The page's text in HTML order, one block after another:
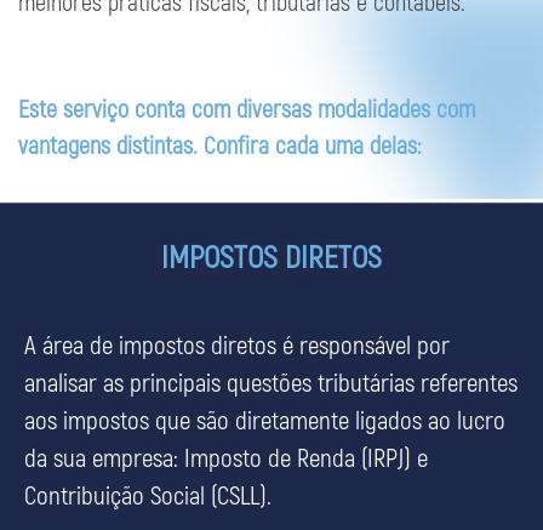
Este serviço conta com diversas modalidades com
vantagens distintas. Confira cada uma delas:
IMPOSTOS DIRETOS
A área de impostos diretos é responsável por
analisar as principais questões tributárias referentes
aos impostos que são diretamente ligados ao lucro
da sua empresa: Imposto de Renda (IRPJ) e
Contribuição Social (CSLL).